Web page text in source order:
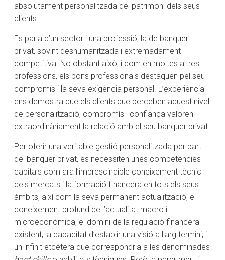
absolutament personalitzada del patrimoni dels seus
clients.
Es parla d’un sector i una professió, la de banquer
privat, sovint deshumanitzada i extremadament
competitiva. No obstant això, i com en moltes altres
professions, els bons professionals destaquen pel seu
compromís i la seva exigència personal. L’experiència
ens demostra que els clients que perceben aquest nivell
de personalització, compromís i confiança valoren
extraordinàriament la relació amb el seu banquer privat.
Per oferir una veritable gestió personalitzada per part
del banquer privat, es necessiten unes competències
capitals com ara l’imprescindible coneixement tècnic
dels mercats i la formació financera en tots els seus
àmbits, així com la seva permanent actualització, el
coneixement profund de l’actualitat macro i
microeconòmica, el domini de la regulació financera
existent, la capacitat d’establir una visió a llarg termini, i
un infinit etcètera que correspondria a les denominades